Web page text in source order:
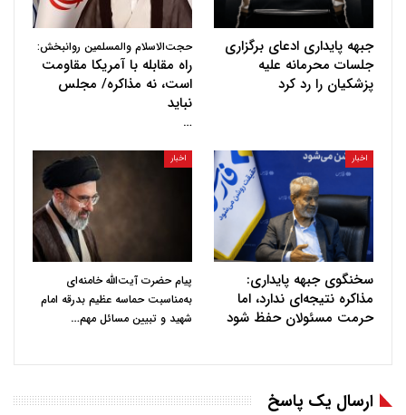
جبهه پایداری ادعای برگزاری
جلسات محرمانه علیه
پزشکیان را رد کرد
حجت‌الاسلام والمسلمین روانبخش:
راه مقابله با آمریکا مقاومت
است، نه مذاکره/ مجلس
نباید
…
اخبار
سخنگوی جبهه پایداری:
مذاکره نتیجه‌ای ندارد، اما
حرمت مسئولان حفظ شود
اخبار
پیام حضرت آیت‌الله خامنه‌ای
به‌مناسبت حماسه عظیم بدرقه امام
شهید و تبیین مسائل مهم…
ارسال یک پاسخ